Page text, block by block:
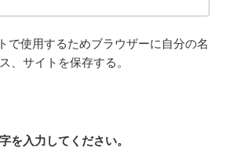
で使用するためブラウザーに自分の名
、サイトを保存する。
を入力してください。